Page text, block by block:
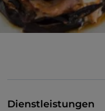
Dienstleistungen